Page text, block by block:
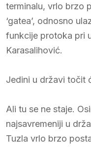
terminalu, vrlo brzo
‘gatea’, odnosno
funkcije protoka pri
Karasalihović.
Jedini u državi točit
Ali tu se ne staje.
najsavremeniji u
Tuzla vrlo brzo